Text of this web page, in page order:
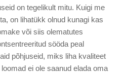
on tegelikult mitu. Kuigi me
on lihatükk olnud kunagi kas
või siis olematutes
sööda peal
põhjuseid, miks liha kvaliteet
ei ole saanud elada oma